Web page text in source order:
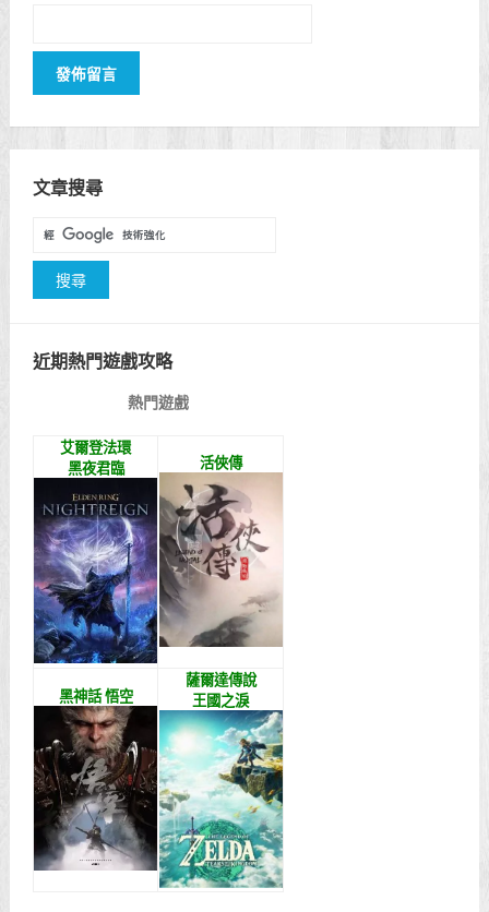
文章搜尋
近期熱門遊戲攻略
熱門遊戲
艾爾登法環
黑夜君臨
活俠傳
黑神話 悟空
薩爾達傳說
王國之淚